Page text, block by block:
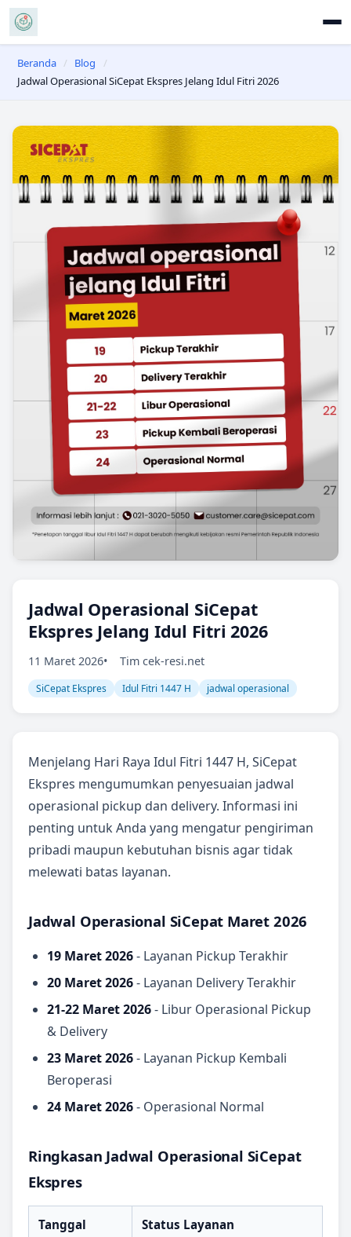
Beranda / Blog
/
Jadwal Operasional SiCepat Ekspres Jelang Idul Fitri 2026
Jadwal Operasional SiCepat
Ekspres Jelang Idul Fitri 2026
11 Maret 2026 Tim cek-resi.net
SiCepat Ekspres Idul Fitri 1447 H jadwal operasional
Menjelang Hari Raya Idul Fitri 1447 H, SiCepat
Ekspres mengumumkan penyesuaian jadwal
operasional pickup dan delivery. Informasi ini
penting untuk Anda yang mengatur pengiriman
pribadi maupun kebutuhan bisnis agar tidak
melewati batas layanan.
Jadwal Operasional SiCepat Maret 2026
19 Maret 2026- Layanan Pickup Terakhir
20 Maret 2026- Layanan Delivery Terakhir
21-22 Maret 2026- Libur Operasional Pickup
& Delivery
23 Maret 2026- Layanan Pickup Kembali
Beroperasi
24 Maret 2026- Operasional Normal
Ringkasan Jadwal Operasional SiCepat
Ekspres
Tanggal Status Layanan